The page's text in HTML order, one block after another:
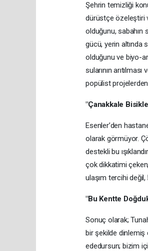
Şehrin temizliği
dürüstçe özeleştiri
olduğunu, sabahın
gücü, yerin altında
olduğunu ve biyo-
sularının
popülist
"Çanakkale
Esenler’den
olarak görmüyor.
destekli bu
çok dikkatimi
ulaşım tercihi
"Bu Kentte
Sonuç olarak;
bir şekilde dinlemiş
ededursun; bizim